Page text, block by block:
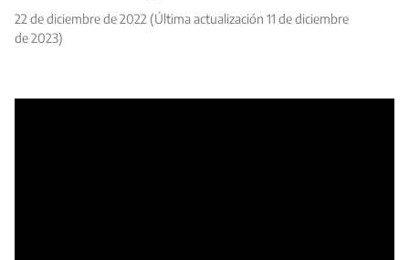
22 de diciembre de 2022 (Última actualización 11 de diciembre
de 2023)